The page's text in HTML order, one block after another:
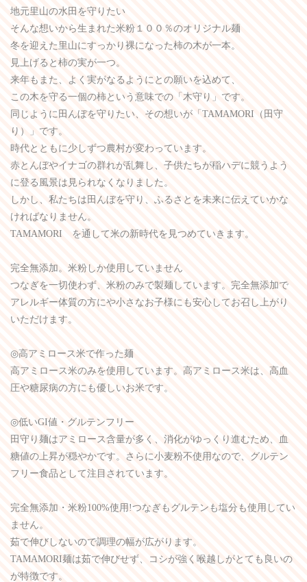
地元里山の水田を守りたい
そんな想いから生まれた米粉１００％のオリジナル麺
冬を迎えた里山にすっかり裸になった柿の木が一本。
見上げると柿の実が一つ。
来年もまた、よく実がなるようにとの願いを込めて、
この木を守る一個の柿という意味での「木守り」です。
同じように田んぼを守りたい、その想いが「TAMAMORI（田守
り）」です。
時代とともに少しずつ農村が変わっています。
赤とんぼやイナゴの群れが乱舞し、子供たちが稲ハデに競うよう
に登る風景は見られなくなりました。
しかし、私たちは田んぼを守り、ふるさとを未来に伝えていかな
ければなりません。
TAMAMORI を通して米の新時代を見つめていきます。
完全無添加。米粉しか使用していません
つなぎを一切使わず、米粉のみで製麺しています。完全無添加で
アレルギー体質の方にや小さなお子様にも安心してお召し上がり
いただけます。
◎高アミロース米で作った麺
高アミロース米のみを使用しています。高アミロース米は、高血
圧や糖尿病の方にも優しいお米です。
◎低いGI値・グルテンフリー
田守り麺はアミロース含量が多く、消化がゆっくり進むため、血
糖値の上昇が穏やかです。さらに小麦粉不使用なので、グルテン
フリー食品として注目されています。
完全無添加・米粉100%使用!つなぎもグルテンも塩分も使用してい
ません。
茹で伸びしないので調理の幅が広がります。
TAMAMORI麺は茹で伸びせず、コシが強く喉越しがとても良いの
が特徴です。